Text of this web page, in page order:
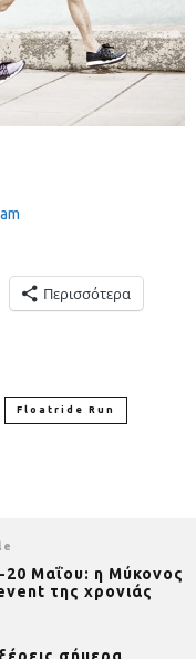
Περισσότερα
Floatride Run
Μαΐου: η Μύκονος
της χρονιάς